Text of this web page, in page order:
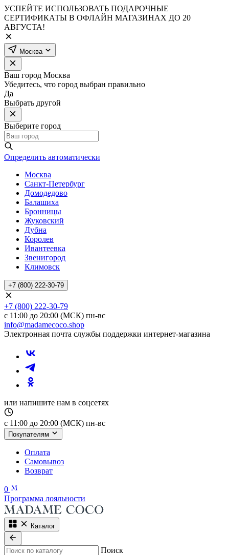
УСПЕЙТЕ ИСПОЛЬЗОВАТЬ ПОДАРОЧНЫЕ
СЕРТИФИКАТЫ В ОФЛАЙН МАГАЗИНАХ ДО 20
АВГУСТА!
Москва
Ваш город Москва
Убедитесь, что город выбран правильно
Да
Выбрать другой
Выберите город
Определить автоматически
Москва
Санкт-Петербург
Домодедово
Балашиха
Бронницы
Жуковский
Дубна
Королев
Ивантеевка
Звенигород
Климовск
+7 (800) 222-30-79
+7 (800) 222-30-79
с 11:00 до 20:00 (МСК) пн-вс
info@madamecoco.shop
Электронная почта службы поддержки интернет-магазина
или напишите нам в соцсетях
с 11:00 до 20:00 (МСК) пн-вс
Покупателям
Оплата
Самовывоз
Возврат
0
Программа лояльности
Каталог
Поиск